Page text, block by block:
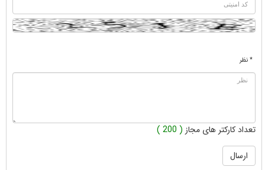
* نظر
تعداد کارکتر های مجاز ( 200 )